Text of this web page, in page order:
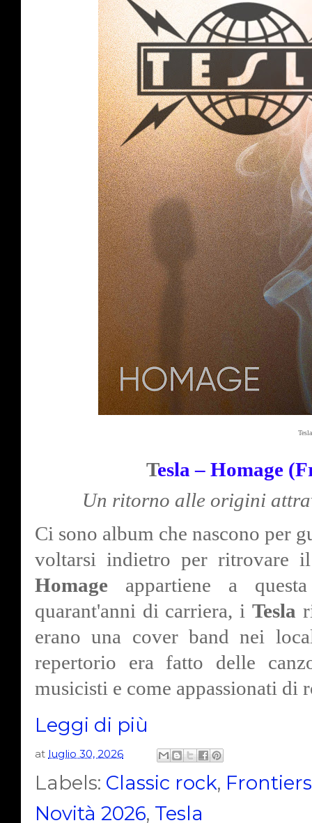
Tesla – Homage
Un ritorno alle origini
Ci sono album che nascono per
voltarsi indietro per ritrovare
Homage appartiene a
quarant'anni di carriera, i Tesla
erano una cover band nei
repertorio era fatto delle
musicisti e come appassionati di
Leggi di più
at luglio 30, 2026
Labels: Classic rock,
Novità 2026, Tesla